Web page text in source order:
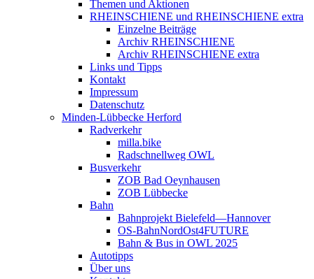
Themen und Aktionen
RHEINSCHIENE und RHEINSCHIENE extra
Einzelne Beiträge
Archiv RHEINSCHIENE
Archiv RHEINSCHIENE extra
Links und Tipps
Kontakt
Impressum
Datenschutz
Minden-Lübbecke Herford
Radverkehr
milla.bike
Radschnellweg OWL
Busverkehr
ZOB Bad Oeynhausen
ZOB Lübbecke
Bahn
Bahnprojekt Bielefeld—Hannover
OS-BahnNordOst4FUTURE
Bahn & Bus in OWL 2025
Autotipps
Über uns